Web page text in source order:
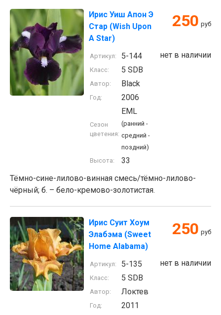
Ирис Уиш Апон Э
Стар (Wish Upon
A Star)
250 руб
нет в наличии
Артикул: 5-144
Класс: 5 SDB
Автор: Black
Год: 2006
Сезон
цветения:
EML
(ранний -
средний -
поздний)
Высота:
33
Тёмно-сине-лилово-винная смесь/тёмно-лилово-
чёрный; б. – бело-кремово-золотистая.
Ирис Суит Хоум
Элабэма (Sweet
Home Alabama)
250 руб
нет в наличии
Артикул: 5-135
Класс: 5 SDB
Автор: Локтев
Год: 2011